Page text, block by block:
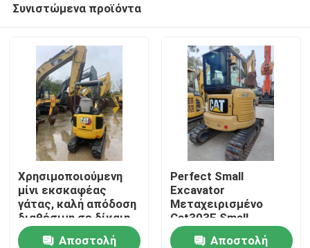
Σπίτι
Προϊόντα
Συνιστώμενα προϊόντα
Χρησιμοποιούμενη
μίνι εκσκαφέας
γάτας, καλή απόδοση
διαθέσιμη σε δίκαιη
τιμή.
Αποστολή
Perfect Small
Excavator
Μεταχειρισμένο
Cat303E Small
Excavator
Αποστολή